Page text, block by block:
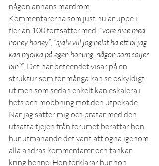
någon annans mardröm.
Kommentarerna som just nu är uppe i
fler än 100 fortsätter med: “vore nice med
honey honey”, “själv vill jag helst ha ett bi jag
kan mjölka på egen honung, någon som säljer
bin?”. Det här beteendet visar på en
struktur som för många kan se oskyldigt
ut men som sedan enkelt kan eskalera i
hets och mobbning mot den utpekade.
När jag sätter mig och pratar med den
utsatta tjejen från forumet berättar hon
hur utmanande det varit att ögna igenom
alla andras kommentarer och tankar
kring henne. Hon förklarar hur hon